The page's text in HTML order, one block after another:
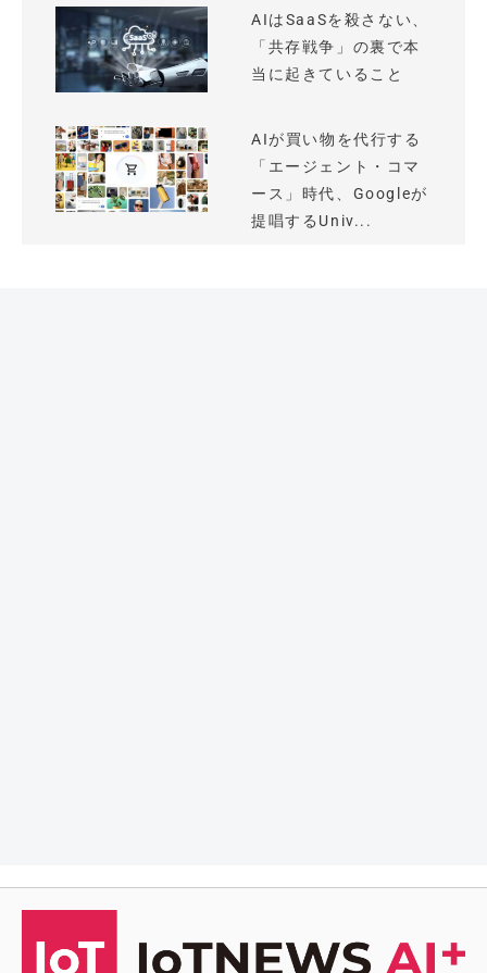
AIはSaaSを殺さない、
「共存戦争」の裏で本
当に起きていること
AIが買い物を代行する
「エージェント・コマ
ース」時代、Googleが
提唱するUniv...